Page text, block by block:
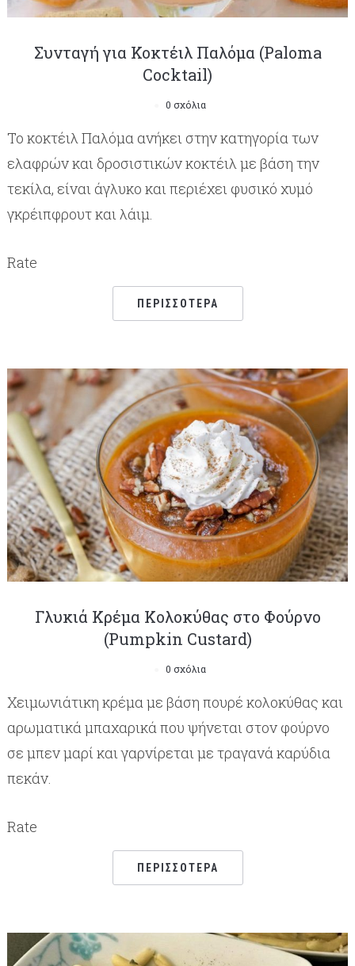
Συνταγή για Κοκτέιλ Παλόμα (Paloma
Cocktail)
0 σχόλια
Το κοκτέιλ Παλόμα ανήκει στην κατηγορία των
ελαφρών και δροσιστικών κοκτέιλ με βάση την
τεκίλα, είναι άγλυκο και περιέχει φυσικό χυμό
γκρέιπφρουτ και λάιμ.
Rate
ΠΕΡΙΣΣΌΤΕΡΑ
Γλυκιά Kρέμα Kολοκύθας στο Φούρνο
(Pumpkin Custard)
0 σχόλια
Χειμωνιάτικη κρέμα με βάση πουρέ κολοκύθας και
αρωματικά μπαχαρικά που ψήνεται στον φούρνο
σε μπεν μαρί και γαρνίρεται με τραγανά καρύδια
πεκάν.
Rate
ΠΕΡΙΣΣΌΤΕΡΑ